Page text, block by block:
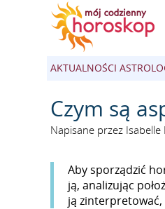
AKTUALNOŚCI
Czym są
Napisane przez Isabelle
Aby sporządzić
ją, analizując
ją zinterpretować,